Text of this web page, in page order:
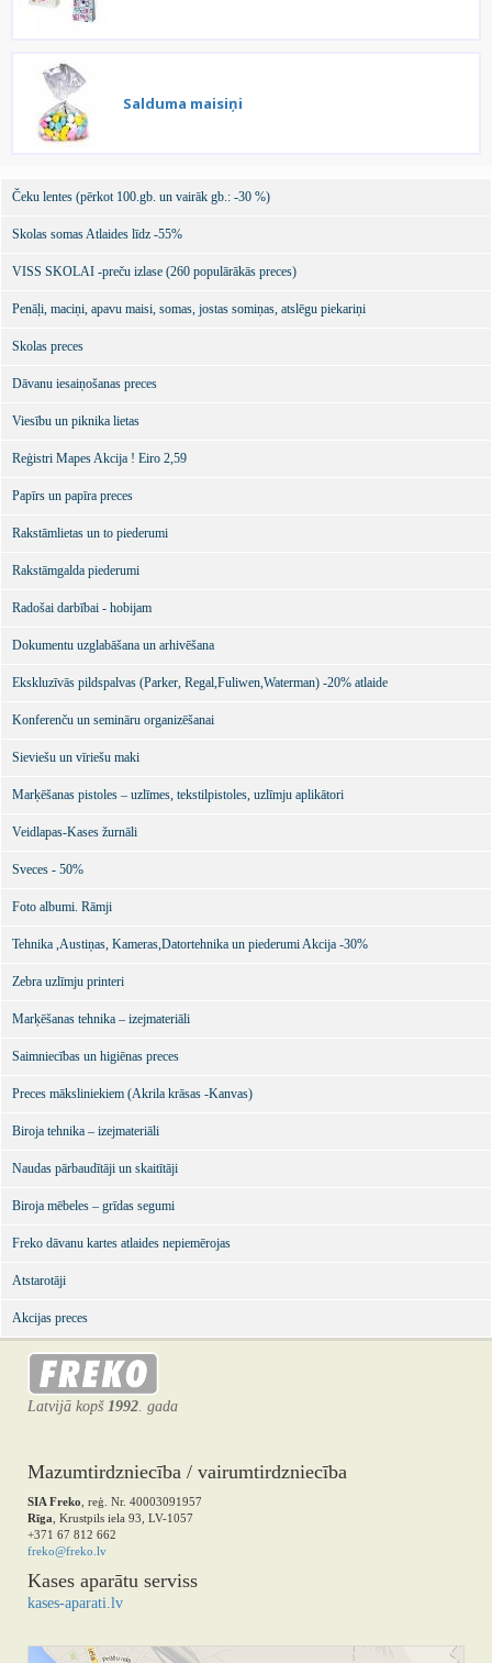
Salduma maisiņi
Čeku lentes (pērkot 100.gb. un vairāk gb.: -30 %)
Skolas somas Atlaides līdz -55%
VISS SKOLAI -preču izlase (260 populārākās preces)
Penāļi, maciņi, apavu maisi, somas, jostas somiņas, atslēgu piekariņi
Skolas preces
Dāvanu iesaiņošanas preces
Viesību un piknika lietas
Reģistri Mapes Akcija ! Eiro 2,59
Papīrs un papīra preces
Rakstāmlietas un to piederumi
Rakstāmgalda piederumi
Radošai darbībai - hobijam
Dokumentu uzglabāšana un arhivēšana
Ekskluzīvās pildspalvas (Parker, Regal,Fuliwen,Waterman) -20% atlaide
Konferenču un semināru organizēšanai
Sieviešu un vīriešu maki
Marķēšanas pistoles – uzlīmes, tekstilpistoles, uzlīmju aplikātori
Veidlapas-Kases žurnāli
Sveces - 50%
Foto albumi. Rāmji
Tehnika ,Austiņas, Kameras,Datortehnika un piederumi Akcija -30%
Zebra uzlīmju printeri
Marķēšanas tehnika – izejmateriāli
Saimniecības un higiēnas preces
Preces māksliniekiem (Akrila krāsas -Kanvas)
Biroja tehnika – izejmateriāli
Naudas pārbaudītāji un skaitītāji
Biroja mēbeles – grīdas segumi
Freko dāvanu kartes atlaides nepiemērojas
Atstarotāji
Akcijas preces
Latvijā kopš 1992. gada
Mazumtirdzniecība / vairumtirdzniecība
SIA Freko , reģ. Nr. 40003091957
Rīga , Krustpils iela 93, LV-1057
+371 67 812 662
freko@freko.lv
Kases aparātu serviss
kases-aparati.lv